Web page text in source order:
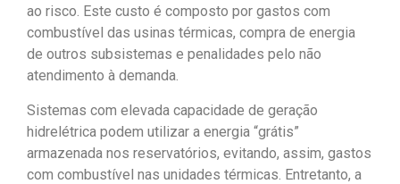
ao risco. Este custo é composto por gastos com
combustível das usinas térmicas, compra de energia
de outros subsistemas e penalidades pelo não
atendimento à demanda.
Sistemas com elevada capacidade de geração
hidrelétrica podem utilizar a energia “grátis”
armazenada nos reservatórios, evitando, assim, gastos
com combustível nas unidades térmicas. Entretanto, a